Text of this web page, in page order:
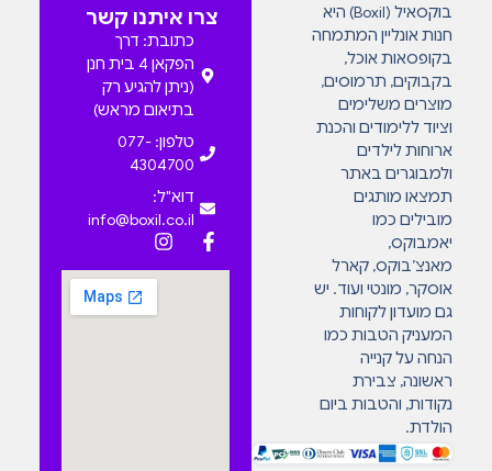
בוקסאיל (Boxil) היא
חנות אונליין המתמחה
בקופסאות אוכל,
בקבוקים, תרמוסים,
מוצרים משלימים
וציוד ללימודים והכנת
ארוחות לילדים
ולמבוגרים באתר
תמצאו מותגים
מובילים כמו
יאמבוקס,
מאנצ’בוקס, קארל
אוסקר, מונטי ועוד. יש
גם מועדון לקוחות
המעניק הטבות כמו
הנחה על קנייה
ראשונה, צבירת
נקודות, והטבות ביום
הולדת.
צרו איתנו קשר
כתובת: דרך
הפקאן 4 בית חנן
(ניתן להגיע רק
בתיאום מראש)
טלפון: 077-
4304700
דוא"ל:
info@boxil.co.il